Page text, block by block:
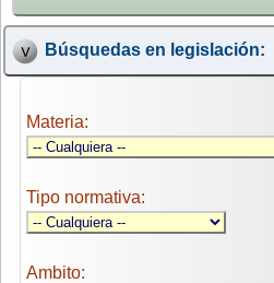
Búsquedas en legislación:
Materia:
Tipo normativa:
Ambito: